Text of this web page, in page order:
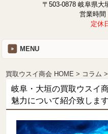
〒503-0878 岐阜県大
営業時間
定休
MENU
買取ウスイ商会 HOME コラム
岐阜・大垣の買取ウスイ
魅力について紹介致します